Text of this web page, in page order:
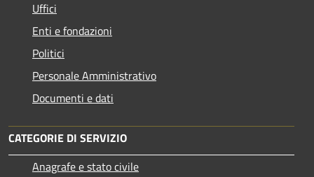
Uffici
Enti e fondazioni
Politici
Personale Amministrativo
Documenti e dati
CATEGORIE DI SERVIZIO
Anagrafe e stato civile